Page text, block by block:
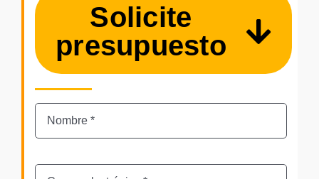
Solicite
presupuesto